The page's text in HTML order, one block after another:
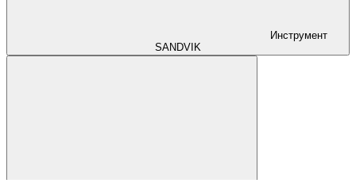
Инструмент
SANDVIK